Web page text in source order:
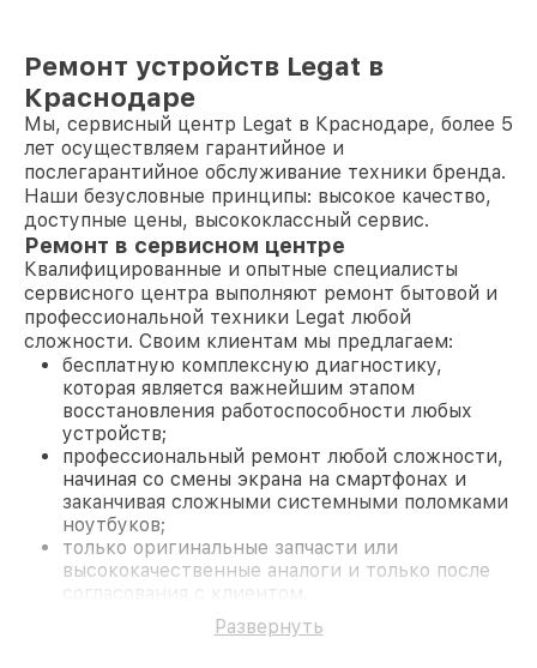
Ремонт устройств Legat в
Краснодаре
Мы, сервисный центр Legat в Краснодаре, более 5
лет осуществляем гарантийное и
послегарантийное обслуживание техники бренда.
Наши безусловные принципы: высокое качество,
доступные цены, высококлассный сервис.
Ремонт в сервисном центре
Квалифицированные и опытные специалисты
сервисного центра выполняют ремонт бытовой и
профессиональной техники Legat любой
сложности. Своим клиентам мы предлагаем:
бесплатную комплексную диагностику,
которая является важнейшим этапом
восстановления работоспособности любых
устройств;
профессиональный ремонт любой сложности,
начиная со смены экрана на смартфонах и
заканчивая сложными системными поломками
ноутбуков;
только оригинальные запчасти или
высококачественные аналоги и только после
согласования с клиентом.
На все работы и замененные комплектующие
предоставляется длительная гарантия. В случае
Развернуть